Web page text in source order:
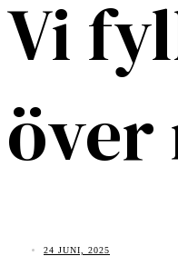
Vi
över
24 JUNI, 2025